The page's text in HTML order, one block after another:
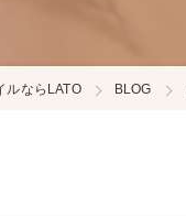
ルならLATO BLOG